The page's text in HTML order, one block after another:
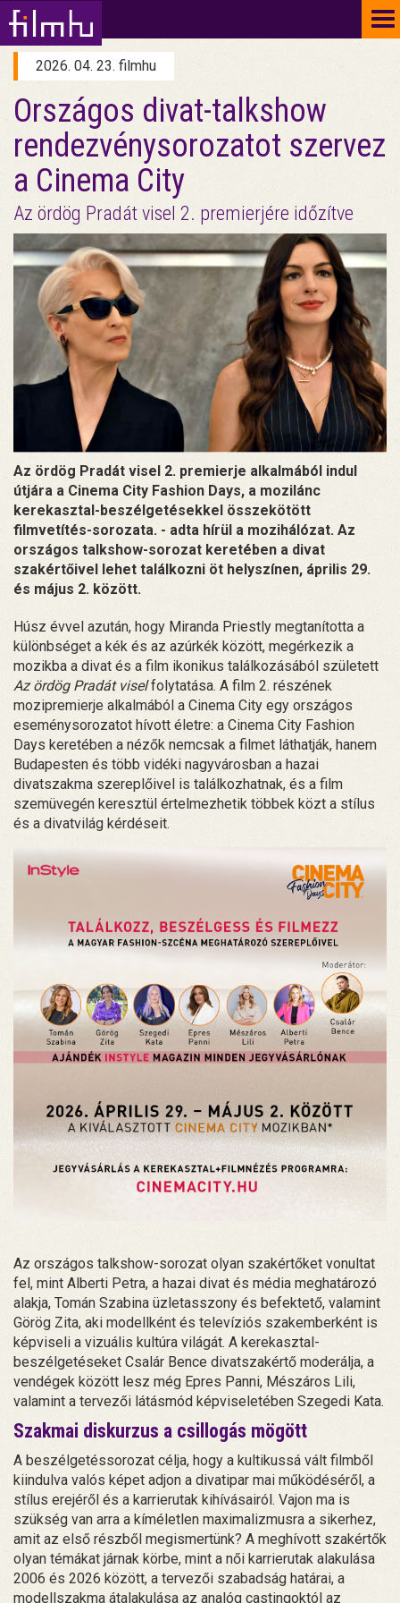
2026. 04. 23. filmhu
Országos divat-talkshow
rendezvénysorozatot szervez
a Cinema City
Az ördög Pradát visel 2. premierjére időzítve
Az ördög Pradát visel 2. premierje alkalmából indul
útjára a Cinema City Fashion Days, a mozilánc
kerekasztal-beszélgetésekkel összekötött
filmvetítés-sorozata. - adta hírül a mozihálózat. Az
országos talkshow-sorozat keretében a divat
szakértőivel lehet találkozni öt helyszínen, április 29.
és május 2. között.
Húsz évvel azután, hogy Miranda Priestly megtanította a
különbséget a kék és az azúrkék között, megérkezik a
mozikba a divat és a film ikonikus találkozásából született
Az ördög Pradát viselfolytatása. A film 2. részének
mozipremierje alkalmából a Cinema City egy országos
eseménysorozatot hívott életre: a Cinema City Fashion
Days keretében a nézők nemcsak a filmet láthatják, hanem
Budapesten és több vidéki nagyvárosban a hazai
divatszakma szereplőivel is találkozhatnak, és a film
szemüvegén keresztül értelmezhetik többek közt a stílus
és a divatvilág kérdéseit.
Az országos talkshow-sorozat olyan szakértőket vonultat
fel, mint Alberti Petra, a hazai divat és média meghatározó
alakja, Tomán Szabina üzletasszony és befektető, valamint
Görög Zita, aki modellként és televíziós szakemberként is
képviseli a vizuális kultúra világát. A kerekasztal-
beszélgetéseket Csalár Bence divatszakértő moderálja, a
vendégek között lesz még Epres Panni, Mészáros Lili,
valamint a tervezői látásmód képviseletében Szegedi Kata.
Szakmai diskurzus a csillogás mögött
A beszélgetéssorozat célja, hogy a kultikussá vált filmből
kiindulva valós képet adjon a divatipar mai működéséről, a
stílus erejéről és a karrierutak kihívásairól. Vajon ma is
szükség van arra a kíméletlen maximalizmusra a sikerhez,
amit az első részből megismertünk? A meghívott szakértők
olyan témákat járnak körbe, mint a női karrierutak alakulása
2006 és 2026 között, a tervezői szabadság határai, a
modellszakma átalakulása az analóg castingoktól az